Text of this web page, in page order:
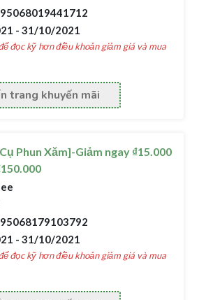
- 31/10/2021
đọc kỹ hơn điều khoản giảm giá và mua
trang khuyến mãi
Phun Xăm]-Giảm ngay ₫15.000
- 31/10/2021
đọc kỹ hơn điều khoản giảm giá và mua